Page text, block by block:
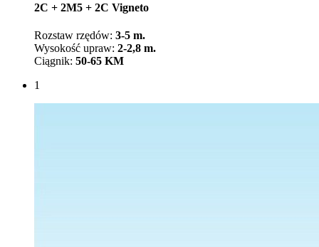
2C + 2M5 + 2C Vigneto
Rozstaw rzędów: 3-5 m.
Wysokość upraw: 2-2,8 m.
Ciągnik: 50-65 KM
1